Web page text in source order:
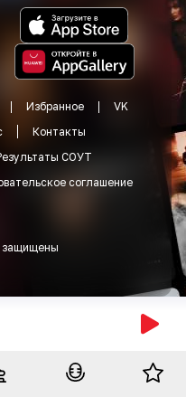
Избранное
VK
Контакты
СОУТ
соглашение
защищены